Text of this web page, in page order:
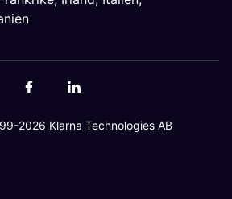
2026 Klarna Technologies AB